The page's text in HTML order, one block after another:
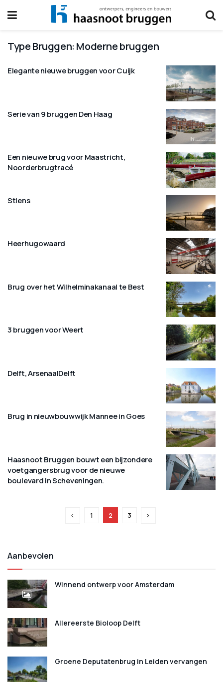
Type Bruggen:Moderne bruggen
Elegante nieuwe bruggen voor Cuijk
Serie van 9 bruggen Den Haag
Een nieuwe brug voor Maastricht,
Noorderbrugtracé
Stiens
Heerhugowaard
Brug over het Wilhelminakanaal te Best
3 bruggen voor Weert
Delft, ArsenaalDelft
Brug in nieuwbouwwijk Mannee in Goes
Haasnoot Bruggen bouwt een bijzondere
voetgangersbrug voor de nieuwe
boulevard in Scheveningen.
1 2 3
Aanbevolen
Winnend ontwerp voor Amsterdam
Allereerste Bioloop Delft
Groene Deputatenbrug in Leiden vervangen